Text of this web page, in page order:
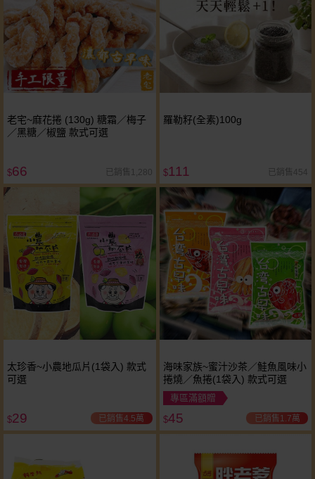
老宅~麻花捲 (130g) 糖霜／梅子
／黑糖／椒鹽 款式可選
$66 已銷售1,280
羅勒籽(全素)100g
$111 已銷售454
太珍香~小農地瓜片(1袋入) 款式
可選
$29 已銷售4.5萬
海味家族~蜜汁沙茶／鮭魚風味小
捲燒／魚捲(1袋入) 款式可選
專區滿額贈
$45 已銷售1.7萬